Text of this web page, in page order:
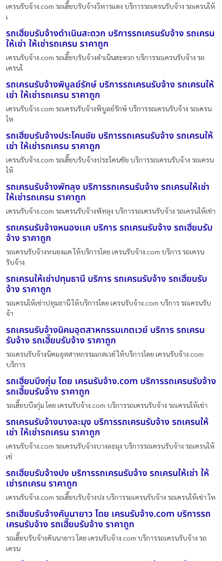
เครนรับจ้าง.com รถเฮี๊ยบรับจ้างวิหารแดง บริการรถเครนรับจ้าง รถเครนให้
เ
รถเฮี๊ยบรับจ้างดำเนินสะดวก บริการรถเครนรับจ้าง รถเครน
ให้เช่า ให้เช่ารถเครน ราคาถูก
เครนรับจ้าง.com รถเฮี๊ยบรับจ้างดำเนินสะดวก บริการรถเครนรับจ้าง รถ
เครนใ
รถเครนรับจ้างพิบูลย์รักษ์ บริการรถเครนรับจ้าง รถเครนให้
เช่า ให้เช่ารถเครน ราคาถูก
เครนรับจ้าง.com รถเครนรับจ้างพิบูลย์รักษ์ บริการรถเครนรับจ้าง รถเครน
ให
รถเฮี๊ยบรับจ้างประโคนชัย บริการรถเครนรับจ้าง รถเครนให้
เช่า ให้เช่ารถเครน ราคาถูก
เครนรับจ้าง.com รถเฮี๊ยบรับจ้างประโคนชัย บริการรถเครนรับจ้าง รถเครน
ให้
รถเครนรับจ้างพัทลุง บริการรถเครนรับจ้าง รถเครนให้เช่า
ให้เช่ารถเครน ราคาถูก
เครนรับจ้าง.com รถเครนรับจ้างพัทลุง บริการรถเครนรับจ้าง รถเครนให้เช่า
รถเครนรับจ้างหนองเเค บริการ รถเครนรับจ้าง รถเฮี๊ยบรับ
จ้าง ราคาถูก
รถเครนรับจ้างหนองเเค ให้บริการโดย เครนรับจ้าง.com บริการ รถเครน
รับจ้าง
รถเครนให้เช่าปทุมธานี บริการ รถเครนรับจ้าง รถเฮี๊ยบรับ
จ้าง ราคาถูก
รถเครนให้เช่าปทุมธานี ให้บริการโดย เครนรับจ้าง.com บริการ รถเครนรับ
จ้า
รถเครนรับจ้างนิคมอุตสาหกรรมเกตเวย์ บริการ รถเครน
รับจ้าง รถเฮี๊ยบรับจ้าง ราคาถูก
รถเครนรับจ้างนิคมอุตสาหกรรมเกตเวย์ ให้บริการโดย เครนรับจ้าง.com
บริการ
รถเฮี๊ยบบึงกุ่ม โดย เครนรับจ้าง.com บริการรถเครนรับจ้าง
รถเฮี๊ยบรับจ้าง ราคาถูก
รถเฮี๊ยบบึงกุ่ม โดย เครนรับจ้าง.com บริการรถเครนรับจ้าง รถเครนให้เช่า
รถเครนรับจ้างบางละมุง บริการรถเครนรับจ้าง รถเครนให้
เช่า ให้เช่ารถเครน ราคาถูก
เครนรับจ้าง.com รถเครนรับจ้างบางละมุง บริการรถเครนรับจ้าง รถเครนให้
เช่
รถเฮี๊ยบรับจ้างปง บริการรถเครนรับจ้าง รถเครนให้เช่า ให้
เช่ารถเครน ราคาถูก
เครนรับจ้าง.com รถเฮี๊ยบรับจ้างปง บริการรถเครนรับจ้าง รถเครนให้เช่า ให
รถเฮี๊ยบรับจ้างคันนายาว โดย เครนรับจ้าง.com บริการรถ
เครนรับจ้าง รถเฮี๊ยบรับจ้าง ราคาถูก
รถเฮี๊ยบรับจ้างคันนายาว โดย เครนรับจ้าง.com บริการรถเครนรับจ้าง รถ
เครน